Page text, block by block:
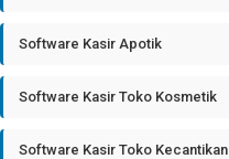
Software Kasir Apotik
Software Kasir Toko Kosmetik
Software Kasir Toko Kecantikan